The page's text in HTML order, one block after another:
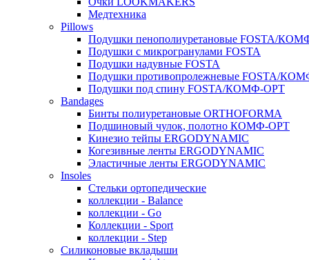
Медтехника
Pillows
Подушки пенополиуретановые FOSTA/
Подушки с микрогранулами FOSTA
Подушки надувные FOSTA
Подушки противопролежневые FOSTA/
Подушки под спину FOSTA/КОМФ-ОРТ
Bandages
Бинты полиуретановые ORTHOFORMA
Подшиновый чулок, полотно КОМФ-ОРТ
Кинезио тейпы ERGODYNAMIC
Когезивные ленты ERGODYNAMIC
Эластичные ленты ERGODYNAMIC
Insoles
Стельки ортопедические
коллекции - Balance
коллекции - Go
Коллекции - Sport
коллекции - Step
Силиконовые вкладыши